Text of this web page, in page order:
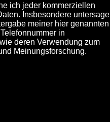
ich jeder kommerziellen
Insbesondere untersage
meiner hier genannten
in
deren Verwendung zum
Meinungsforschung.